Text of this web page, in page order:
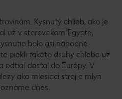
Kysnutý chlieb, ako je
už v starovekom Egypte,
bolo asi náhodné.
piekli takéto druhy chleba už
odtiaľ dostal do Európy. V
ako miesiaci stroj a mlyn
dnes.